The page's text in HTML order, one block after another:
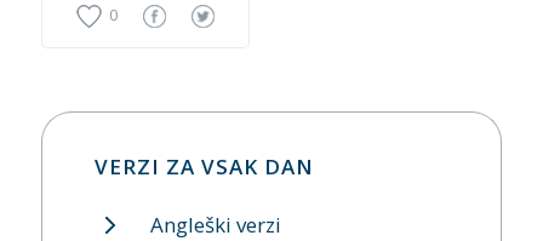
0
VERZI ZA VSAK DAN
Angleški verzi